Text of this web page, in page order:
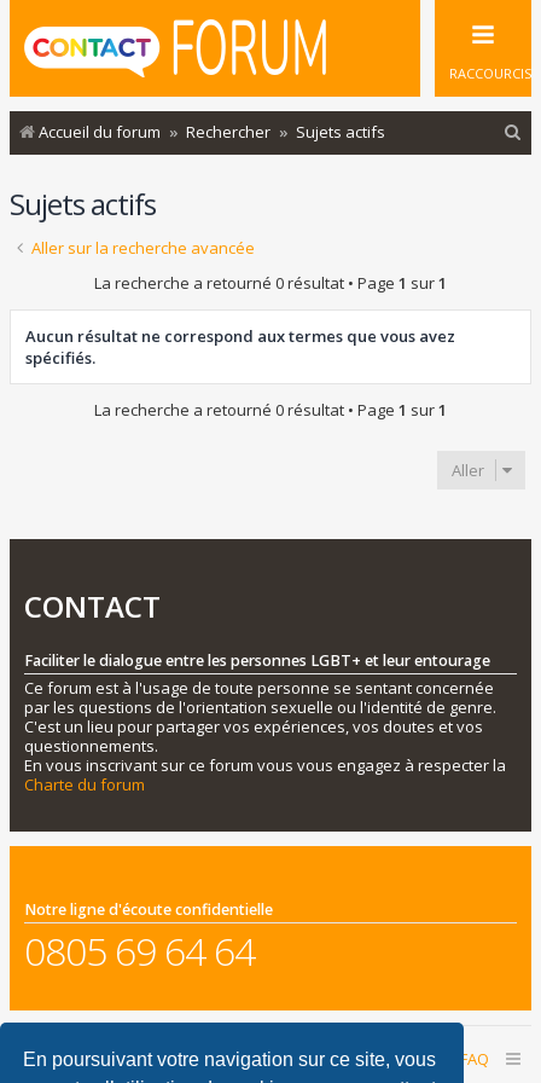
En poursuivant votre navigation sur ce site, vous
RACCOURCIS
Accueil du forum Rechercher Sujets actifs
Sujets actifs
Aller sur la recherche avancée
La recherche a retourné 0 résultat • Page 1 sur1
Aucun résultat ne correspond aux termes que vous avez
spécifiés.
La recherche a retourné 0 résultat • Page 1 sur1
Aller
CONTACT
Faciliter le dialogue entre les personnes LGBT+ et leur entourage
Ce forum est à l'usage de toute personne se sentant concernée
par les questions de l'orientation sexuelle ou l'identité de genre.
C'est un lieu pour partager vos expériences, vos doutes et vos
questionnements.
En vous inscrivant sur ce forum vous vous engagez à respecter la
Charte du forum
Notre ligne d'écoute confidentielle
0805 69 64 64
Accueil du forum FAQ
Nous contacter